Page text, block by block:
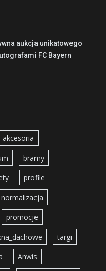
aukcja unikatowego
FC Bayern
akcesoria
bramy
profile
normalizacja
promocje
targi
Anwis